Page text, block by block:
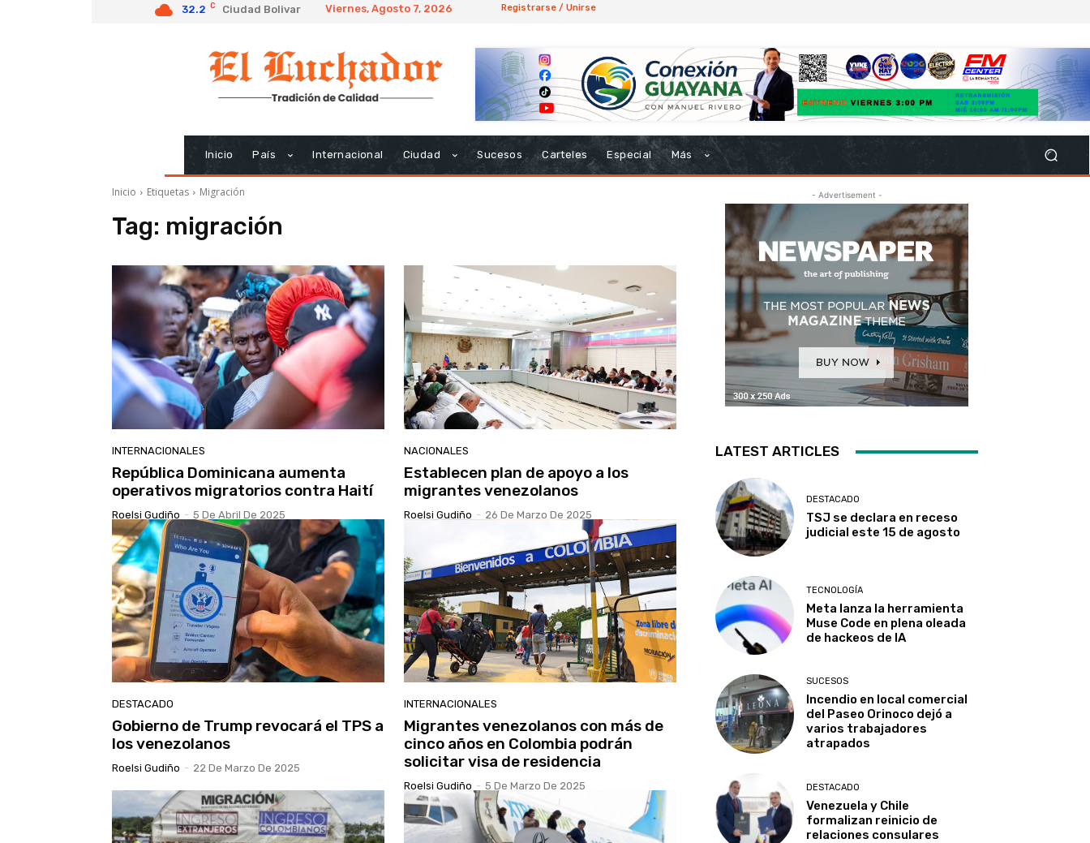
32.2 C Ciudad Bolivar Viernes, Agosto 7, 2026 Registrarse / Unirse
Inicio País Internacional Ciudad Sucesos Carteles Especial Más
Inicio Etiquetas Migración
Tag: migración
INTERNACIONALES
República Dominicana aumenta
operativos migratorios contra Haití
Roelsi Gudiño - 5 De Abril De 2025
NACIONALES
Establecen plan de apoyo a los
migrantes venezolanos
Roelsi Gudiño - 26 De Marzo De 2025
DESTACADO
Gobierno de Trump revocará el TPS a
los venezolanos
Roelsi Gudiño - 22 De Marzo De 2025
INTERNACIONALES
Migrantes venezolanos con más de
cinco años en Colombia podrán
solicitar visa de residencia
Roelsi Gudiño - 5 De Marzo De 2025
- Advertisement -
LATEST ARTICLES
DESTACADO
TSJ se declara en receso
judicial este 15 de agosto
TECNOLOGÍA
Meta lanza la herramienta
Muse Code en plena oleada
de hackeos de IA
SUCESOS
Incendio en local comercial
del Paseo Orinoco dejó a
varios trabajadores
atrapados
DESTACADO
Venezuela y Chile
formalizan reinicio de
relaciones consulares